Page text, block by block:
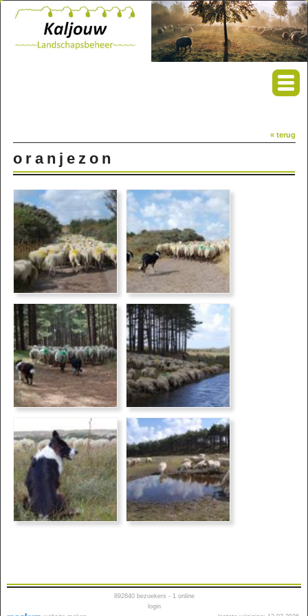
« terug
oranjezon
892840bezoekers - 1 online
login